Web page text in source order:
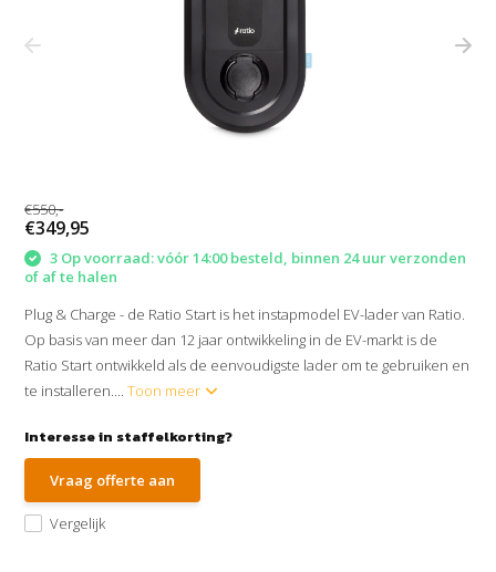
€550,-
€349,95
3 Op voorraad: vóór 14:00 besteld, binnen 24 uur verzonden
of af te halen
Plug & Charge - de Ratio Start is het instapmodel EV-lader van Ratio.
Op basis van meer dan 12 jaar ontwikkeling in de EV-markt is de
Ratio Start ontwikkeld als de eenvoudigste lader om te gebruiken en
te installeren....Toon meer
Interesse in staffelkorting?
Vraag offerte aan
Vergelijk